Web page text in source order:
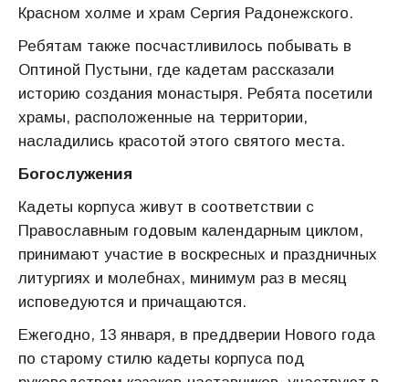
Красном холме и храм Сергия Радонежского.
Ребятам также посчастливилось побывать в
Оптиной Пустыни, где кадетам рассказали
историю создания монастыря. Ребята посетили
храмы, расположенные на территории,
насладились красотой этого святого места.
Богослужения
Кадеты корпуса живут в соответствии с
Православным годовым календарным циклом,
принимают участие в воскресных и праздничных
литургиях и молебнах, минимум раз в месяц
исповедуются и причащаются.
Ежегодно, 13 января, в преддверии Нового года
по старому стилю кадеты корпуса под